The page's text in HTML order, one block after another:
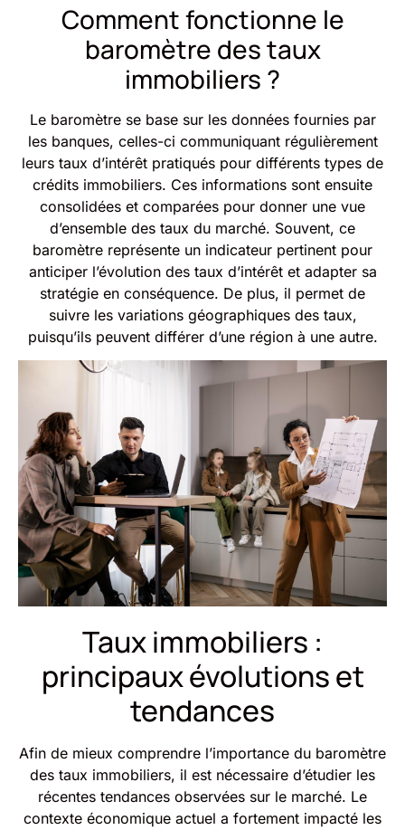
Comment fonctionne le
baromètre des taux
immobiliers ?
Le baromètre se base sur les données fournies par
les banques, celles-ci communiquant régulièrement
leurs taux d’intérêt pratiqués pour différents types de
crédits immobiliers. Ces informations sont ensuite
consolidées et comparées pour donner une vue
d’ensemble des taux du marché. Souvent, ce
baromètre représente un indicateur pertinent pour
anticiper l’évolution des taux d’intérêt et adapter sa
stratégie en conséquence. De plus, il permet de
suivre les variations géographiques des taux,
puisqu’ils peuvent différer d’une région à une autre.
Taux immobiliers :
principaux évolutions et
tendances
Afin de mieux comprendre l’importance du baromètre
des taux immobiliers, il est nécessaire d’étudier les
récentes tendances observées sur le marché. Le
contexte économique actuel a fortement impacté les